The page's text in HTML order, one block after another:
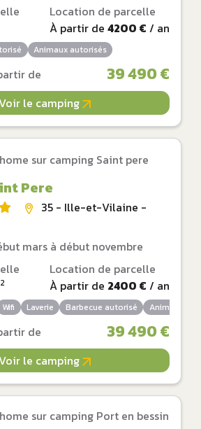
Location de parcelle
À partir de 4200 € / an
Animaux autorisés
de 39 490 €
Voir le camping
Pere
35 - Ille-et-Vilaine -
mars à début novembre
2
Location de parcelle
À partir de 2400 € / an
Wifi Laverie Barbecue autorisé Animaux
de 39 490 €
Voir le camping